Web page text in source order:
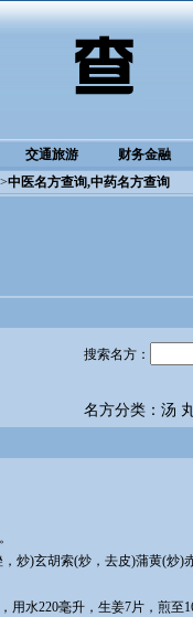
交通旅游
财务金融
中医名方查询,中药名方查询
搜索名方：
名方分类： 汤
，炒)玄胡索(炒，去皮)蒲黄(炒
用水220毫升，生姜7片，煎